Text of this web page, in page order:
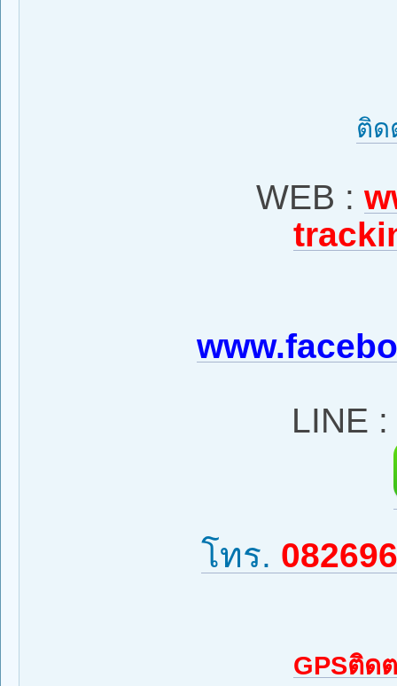
ติ
WEB :
LINE :
โทร.
GPSติด